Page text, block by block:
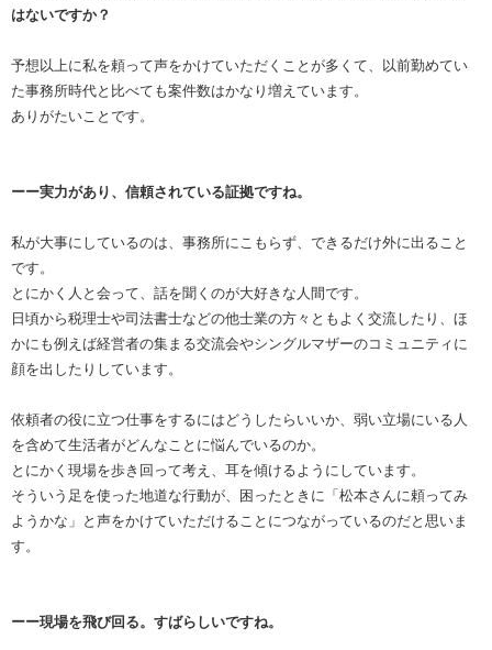
はないですか？
予想以上に私を頼って声をかけていただくことが多くて、以前勤めてい
た事務所時代と比べても案件数はかなり増えています。
ありがたいことです。
ーー実力があり、信頼されている証拠ですね。
私が大事にしているのは、事務所にこもらず、できるだけ外に出ること
です。
とにかく人と会って、話を聞くのが大好きな人間です。
日頃から税理士や司法書士などの他士業の方々ともよく交流したり、ほ
かにも例えば経営者の集まる交流会やシングルマザーのコミュニティに
顔を出したりしています。
依頼者の役に立つ仕事をするにはどうしたらいいか、弱い立場にいる人
を含めて生活者がどんなことに悩んでいるのか。
とにかく現場を歩き回って考え、耳を傾けるようにしています。
そういう足を使った地道な行動が、困ったときに「松本さんに頼ってみ
ようかな」と声をかけていただけることにつながっているのだと思いま
す。
ーー現場を飛び回る。すばらしいですね。